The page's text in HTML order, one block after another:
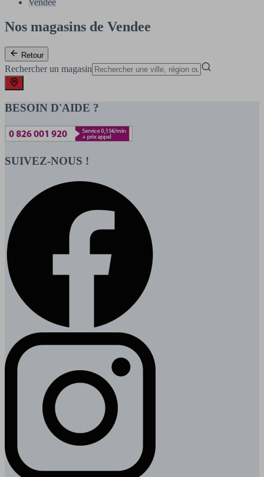
Nos magasins de Vendee
Retour
Rechercher un magasin
BESOIN D'AIDE ?
SUIVEZ-NOUS !